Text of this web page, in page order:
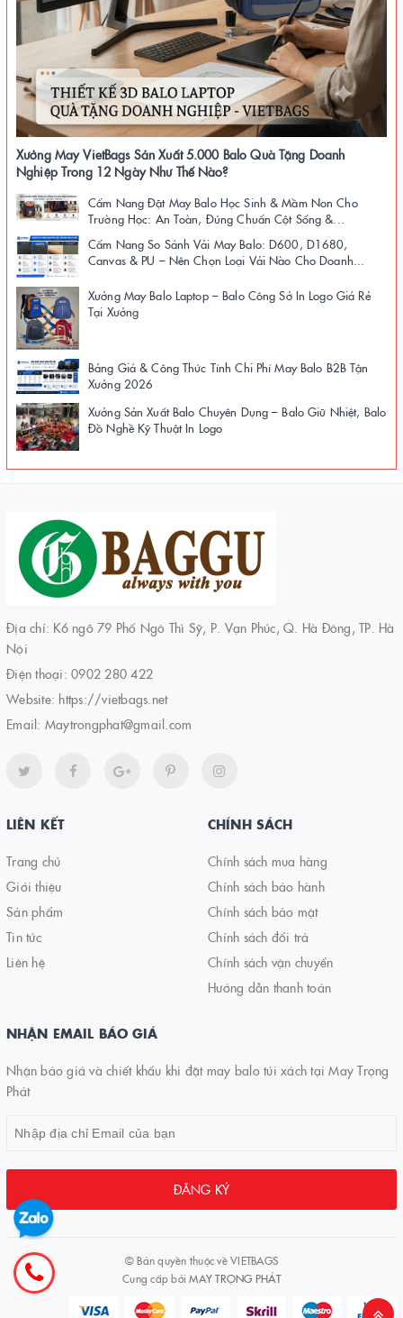
Xưởng May VietBags Sản Xuất 5.000 Balo Quà Tặng Doanh
Nghiệp Trong 12 Ngày Như Thế Nào?
Cẩm Nang Đặt May Balo Học Sinh & Mầm Non Cho
Trường Học: An Toàn, Đúng Chuẩn Cột Sống &...
Cẩm Nang So Sánh Vải May Balo: D600, D1680,
Canvas & PU – Nên Chọn Loại Vải Nào Cho Doanh...
Xưởng May Balo Laptop – Balo Công Sở In Logo Giá Rẻ
Tại Xưởng
Bảng Giá & Công Thức Tính Chi Phí May Balo B2B Tận
Xưởng 2026
Xưởng Sản Xuất Balo Chuyên Dụng – Balo Giữ Nhiệt, Balo
Đồ Nghề Kỹ Thuật In Logo
Địa chỉ: K6 ngõ 79 Phố Ngô Thì Sỹ, P. Vạn Phúc, Q. Hà Đông, TP. Hà
Nội
Điện thoại: 0902 280 422
Website: https://vietbags.net
Email: Maytrongphat@gmail.com
LIÊN KẾT
Trang chủ
Giới thiệu
Sản phẩm
Tin tức
Liên hệ
CHÍNH SÁCH
Chính sách mua hàng
Chính sách bảo hành
Chính sách bảo mật
Chính sách đổi trả
Chính sách vận chuyển
Hướng dẫn thanh toán
NHẬN EMAIL BÁO GIÁ
Nhận báo giá và chiết khấu khi đặt may balo túi xách tại May Trọng
Phát
ĐĂNG KÝ
© Bản quyền thuộc vềVIETBAGS
Cung cấp bởiMAY TRỌNG PHÁT